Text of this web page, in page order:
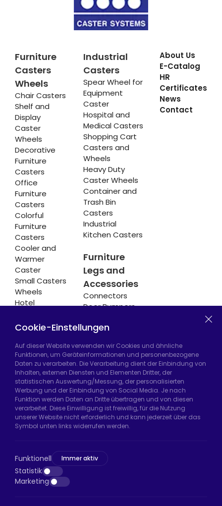
Furniture
Casters
Wheels
Chair Casters
Shelf and
Display
Caster
Wheels
Decorative
Furniture
Casters
Office
Furniture
Casters
Colorful
Furniture
Casters
Cooler and
Warmer
Caster
Small Casters
Wheels
Hotel
Casters
Industrial
Casters
Spear Wheel for
Equipment
Caster
Hospital and
Medical Casters
Shopping Cart
Casters and
Wheels
Heavy Duty
Caster Wheels
Container and
Trash Bin
Casters
Industrial
Kitchen Casters
Furniture
Legs and
Accessories
Connectors
Door Bumpers
About Us
E-Catalog
HR
Certificates
News
Contact
Hadımköy Fabrik:Atatürk Sanayi Bölgesi,
Uzunçayır Caddesi, No:11 Hadımköy, 34555
Arnavutköy/İstanbul
Telefon: +90 212 640 66 46
E-Mail: export@htsteker.com
D:a, 34045 Bayrampaşa/İstanbul
Telefon:+90 530 044 64 87
E-Mail: info@htsteker.com
Cookie-Einstellungen
Auf dieser Website verwenden wir Cookies und ähnliche
Funktionen, um Geräteinformationen und personenbezogene
Daten zu verarbeiten. Die Verarbeitung dient der Einbindung von
Inhalten, externen Diensten und Elementen Dritter, der
statistischen Auswertung/Messung, der personalisierten
Werbung und der Einbindung von Social Media. Je nach
Funktion werden Daten an Dritte übertragen und von diesen
verarbeitet. Diese Einwilligung ist freiwillig, für die Nutzung
unserer Website nicht erforderlich und kann jederzeit über das
Symbol unten links widerrufen werden.
Funktionell Immer aktiv
Statistik
Marketing